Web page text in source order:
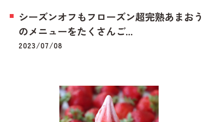
シーズンオフもフローズン超完熟あまおう
のメニューをたくさんご...
2023/07/08